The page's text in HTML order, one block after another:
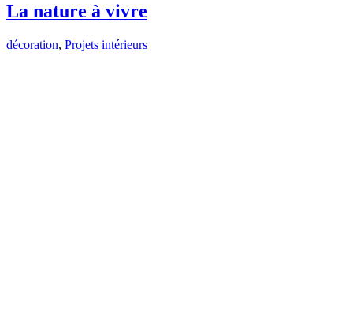
La nature à vivre
décoration, Projets intérieurs